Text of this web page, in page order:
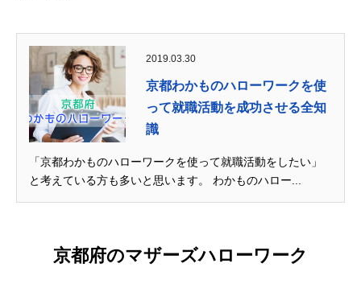
2019.03.30
京都わかものハローワークを使
って就職活動を成功させる全知
識
「京都わかものハローワークを使って就職活動をしたい」
と考えている方も多いと思います。 わかものハロー...
京都府のマザーズハローワーク